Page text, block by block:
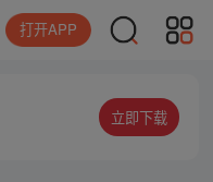
打开APP
立即下载